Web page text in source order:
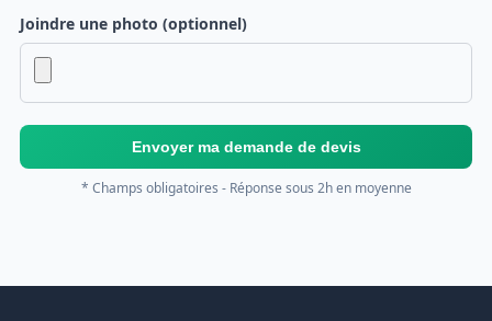
Joindre une photo (optionnel)
Envoyer ma demande de devis
* Champs obligatoires - Réponse sous 2h en moyenne